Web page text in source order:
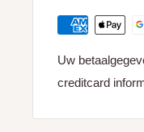
Uw
creditcard